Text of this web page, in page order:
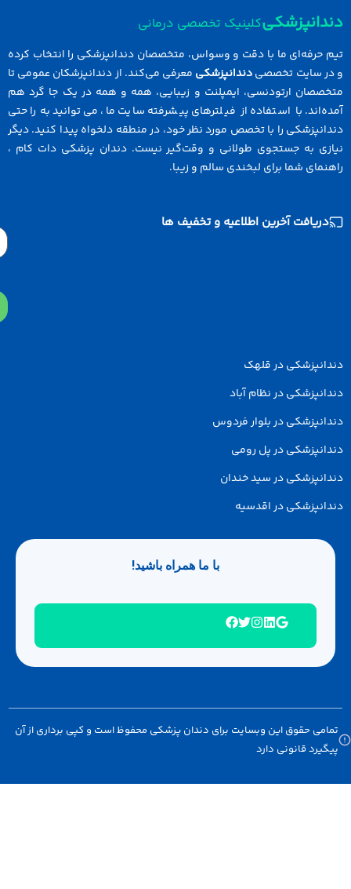
کلینیک تخصصی درمانی
ما با دقت و وسواس، متخصصان دندانپزشکی را انتخاب کرده
تخصصیدندانپزشکیمعرفی می‌کند. از دندانپزشکان عمومی تا
ارتودنسی، ایمپلنت و زیبایی، همه و همه در یک جا گرد هم
با استفاده از فیلترهای پیشرفته سایت ما، می‌توانید به راحتی
را با تخصص مورد نظر خود، در منطقه دلخواه پیدا کنید. دیگر
به جستجوی طولانی و وقت‌گیر نیست. دندان پزشکی دات کام ،
شما برای لبخندی سالم و زیبا.
آخرین اطلاعیه و تخفیف ها
در قلهک
در نظام آباد
در بلوار فردوس
در پل رومی
در سید خندان
در اقدسیه
با ما همراه باشید!
حقوق این وبسایت برای دندان پزشکی محفوظ است و کپی برداری از آن
قانونی دارد